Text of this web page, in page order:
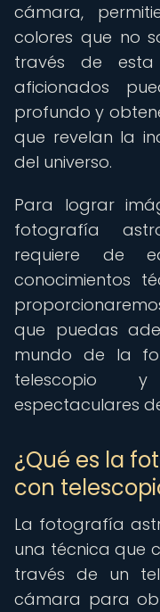
cámara,
colores que no
través de esta
aficionados
profundo y
que revelan la
del universo.
Para lograr
fotografía
requiere de
conocimientos
que puedas
mundo de la
telescopio
espectaculares
¿Qué es la
con
La fotografía
una técnica que
través de un
cámara para